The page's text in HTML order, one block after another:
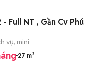
- Full NT , Gần Cv Phú
vụ, mini
27 m²